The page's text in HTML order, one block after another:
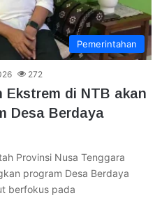
Pemerintahan
272
Ekstrem di NTB akan
Desa Berdaya
Provinsi Nusa Tenggara
program Desa Berdaya
berfokus pada